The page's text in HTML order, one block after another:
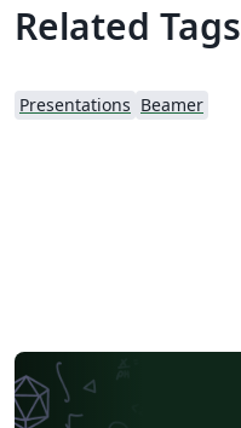
Related Tags
Presentations Beamer